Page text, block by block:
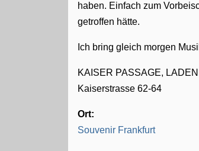
haben. Einfach zum
getroffen hätte.
Ich bring gleich morgen
KAISER PASSAGE,
Kaiserstrasse 62-64
Ort:
Souvenir Frankfurt